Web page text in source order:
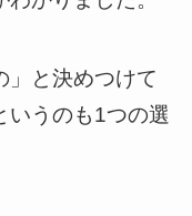
」と決めつけて
いうのも1つの選